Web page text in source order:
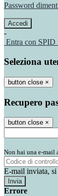
Password
-
Entra con SPID
Seleziona
button close ×
Recupero
button close ×
Non hai una e-mail
E-mail inviata, si
Errore